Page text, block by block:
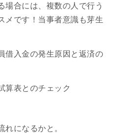
場合には、複数の人で行う
メです！当事者意識も芽生
借入金の発生原因と返済の
算表とのチェック
になるかと。